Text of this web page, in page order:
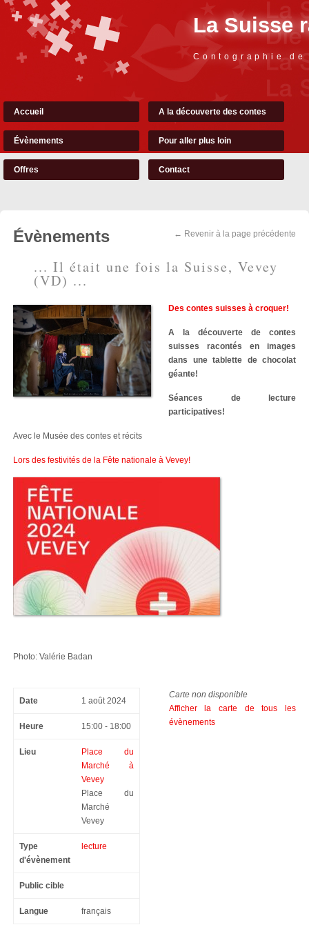
La Suisse
Contographie
Accueil A la découverte des contes
Évènements Pour aller plus loin
Offres Contact
← Revenir à la page précédente
Évènements
... Il était une fois la Suisse, Vevey
(VD) ...
Des contes suisses à croquer!
A la découverte de contes
suisses racontés en images
dans une tablette de chocolat
géante!
Séances de lecture
participatives!
Avec le Musée des contes et récits
Lors des festivités de la Fête nationale à Vevey!
Photo: Valérie Badan
Date 1 août 2024
Heure 15:00 - 18:00
Lieu
Place du
Marché à
Vevey
Place du
Marché
Vevey
Type
d'évènement
lecture
Public cible
Langue français
Carte non disponible
Afficher la carte de tous les
évènements